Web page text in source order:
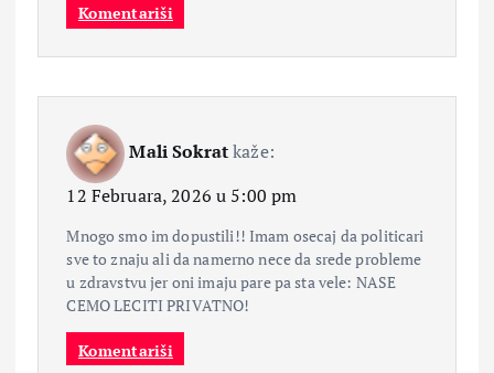
Komentariši
Mali Sokratkaže:
12 Februara, 2026 u 5:00 pm
Mnogo smo im dopustili!! Imam osecaj da politicari
sve to znaju ali da namerno nece da srede probleme
u zdravstvu jer oni imaju pare pa sta vele: NASE
CEMO LECITI PRIVATNO!
Komentariši